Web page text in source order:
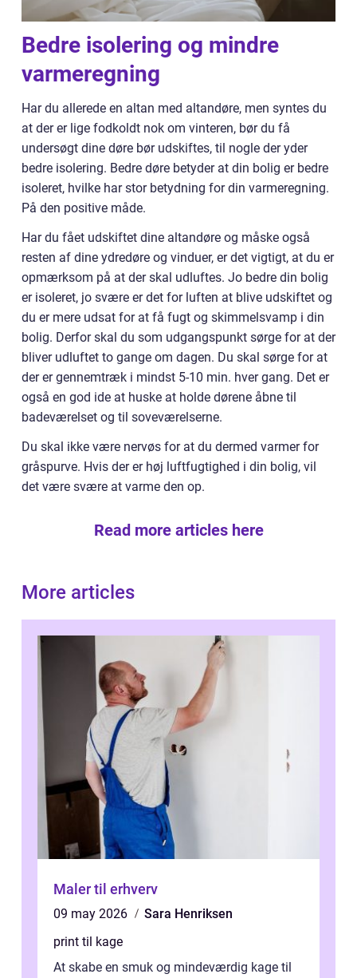
Bedre isolering og mindre
varmeregning
Har du allerede en altan med altandøre, men syntes du
at der er lige fodkoldt nok om vinteren, bør du få
undersøgt dine døre bør udskiftes, til nogle der yder
bedre isolering. Bedre døre betyder at din bolig er bedre
isoleret, hvilke har stor betydning for din varmeregning.
På den positive måde.
Har du fået udskiftet dine altandøre og måske også
resten af dine ydredøre og vinduer, er det vigtigt, at du er
opmærksom på at der skal udluftes. Jo bedre din bolig
er isoleret, jo svære er det for luften at blive udskiftet og
du er mere udsat for at få fugt og skimmelsvamp i din
bolig. Derfor skal du som udgangspunkt sørge for at der
bliver udluftet to gange om dagen. Du skal sørge for at
der er gennemtræk i mindst 5-10 min. hver gang. Det er
også en god ide at huske at holde dørene åbne til
badeværelset og til soveværelserne.
Du skal ikke være nervøs for at du dermed varmer for
gråspurve. Hvis der er høj luftfugtighed i din bolig, vil
det være svære at varme den op.
Read more articles here
More articles
Maler til erhverv
09 may 2026
Sara Henriksen
print til kage
At skabe en smuk og mindeværdig kage til